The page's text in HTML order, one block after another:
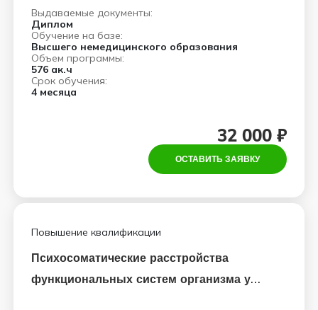
Выдаваемые документы:
Диплом
Обучение на базе:
Высшего немедицинского образования
Объем программы:
576 ак.ч
Срок обучения:
4 месяца
32 000 ₽
ОСТАВИТЬ ЗАЯВКУ
Повышение квалификации
Психосоматические расстройства
функциональных систем организма у